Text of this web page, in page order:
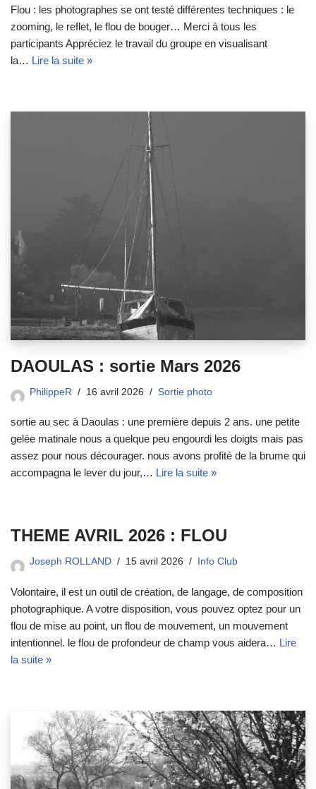
Flou : les photographes se ont testé différentes techniques : le
zooming, le reflet, le flou de bouger… Merci à tous les
participants Appréciez le travail du groupe en visualisant
la… Lire la suite »
DAOULAS : sortie Mars 2026
PhilippeR 16 avril 2026 Sortie photo
sortie au sec à Daoulas : une première depuis 2 ans. une petite
gelée matinale nous a quelque peu engourdi les doigts mais pas
assez pour nous décourager. nous avons profité de la brume qui
accompagna le lever du jour,… Lire la suite »
THEME AVRIL 2026 : FLOU
Joseph ROLLAND 15 avril 2026 Info Club
Volontaire, il est un outil de création, de langage, de composition
photographique. A votre disposition, vous pouvez optez pour un
flou de mise au point, un flou de mouvement, un mouvement
intentionnel. le flou de profondeur de champ vous aidera… Lire
la suite »